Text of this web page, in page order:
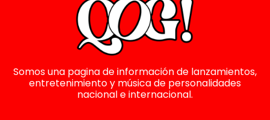
Somos una pagina de información de lanzamientos,
entretenimiento y música de personalidades
nacional e internacional.